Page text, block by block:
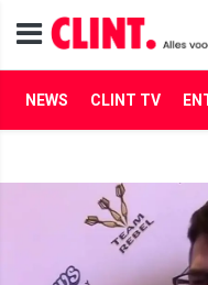
NEWS CLINT TV